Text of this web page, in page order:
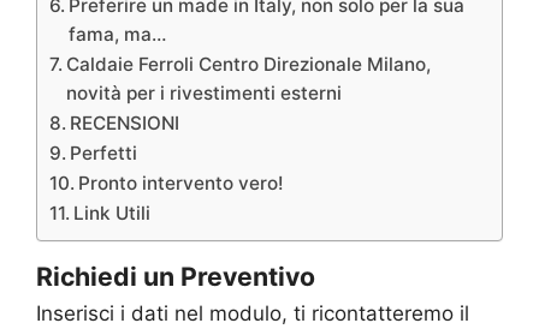
Preferire un made in Italy, non solo per la sua
fama, ma…
Caldaie Ferroli Centro Direzionale Milano,
novità per i rivestimenti esterni
RECENSIONI
Perfetti
Pronto intervento vero!
Link Utili
Richiedi un Preventivo
Inserisci i dati nel modulo, ti ricontatteremo il